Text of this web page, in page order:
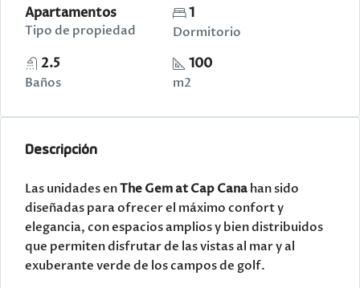
Apartamentos
Tipo de propiedad
1
Dormitorio
2.5
Baños
100
m2
Descripción
Las unidades enThe Gem at Cap Cana han sido
diseñadas para ofrecer el máximo confort y
elegancia, con espacios amplios y bien distribuidos
que permiten disfrutar de las vistas al mar y al
exuberante verde de los campos de golf.